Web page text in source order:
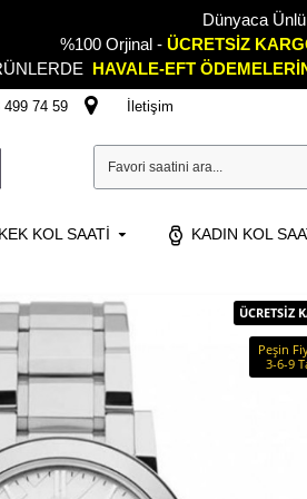
Dünyaca
%100 Orjinal - ÜCRETSİZ
HAVALE-EFT
499 74 59 İletişim
KOL SAATI KADIN KOL
ÜCRETSİZ
Peşin
3-6-9